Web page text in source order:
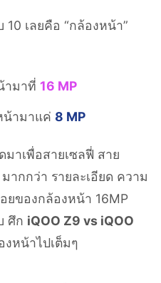
เลยคือ “กล้องหน้า”
ามาที่ 16 MP
ามาแค่ 8 MP
มาเพื่อสายเซลฟี่ สาย
ากกว่า รายละเอียด ความ
ยของกล้องหน้า 16MP
ศึก iQOO Z9 vs iQOO
งหน้าไปเต็มๆ